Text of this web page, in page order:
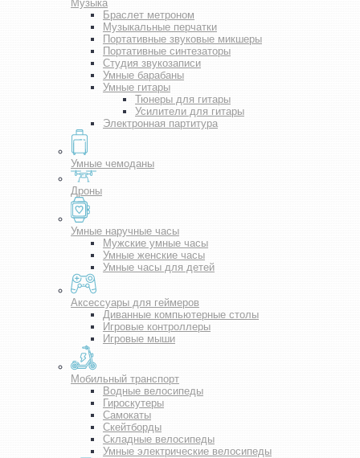
Музыка
Браслет метроном
Музыкальные перчатки
Портативные звуковые микшеры
Портативные синтезаторы
Студия звукозаписи
Умные барабаны
Умные гитары
Тюнеры для гитары
Усилители для гитары
Электронная партитура
Умные чемоданы
Дроны
Умные наручные часы
Мужские умные часы
Умные женские часы
Умные часы для детей
Аксессуары для геймеров
Диванные компьютерные столы
Игровые контроллеры
Игровые мыши
Мобильный транспорт
Водные велосипеды
Гироскутеры
Самокаты
Скейтборды
Складные велосипеды
Умные электрические велосипеды